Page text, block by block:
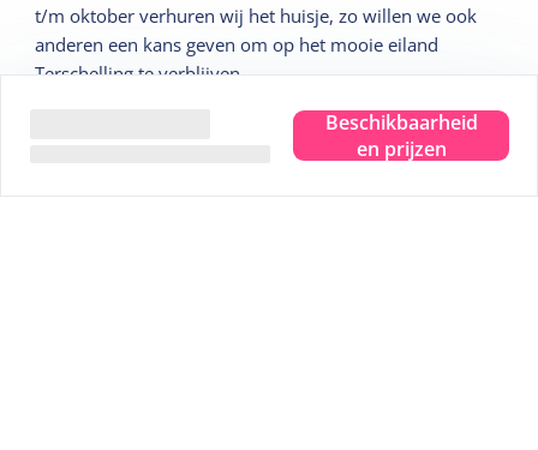
Beschikbaarheid
en prijzen
t/m oktober verhuren wij het huisje, zo willen we ook
anderen een kans geven om op het mooie eiland
Terschelling te verblijven.
Tips van de verhuurder
Vanuit het huisje loop je zo het bos van Formerum in.